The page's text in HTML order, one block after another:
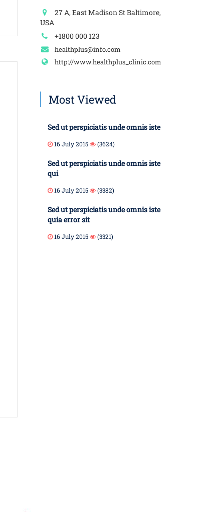
27 A, East Madison St Baltimore,
USA
+1800 000 123
healthplus@info.com
http://www.healthplus_clinic.com
Most Viewed
Sed ut perspiciatis unde omnis iste
16 July 2015 (3624)
Sed ut perspiciatis unde omnis iste
qui
16 July 2015 (3382)
Sed ut perspiciatis unde omnis iste
quia error sit
16 July 2015 (3321)